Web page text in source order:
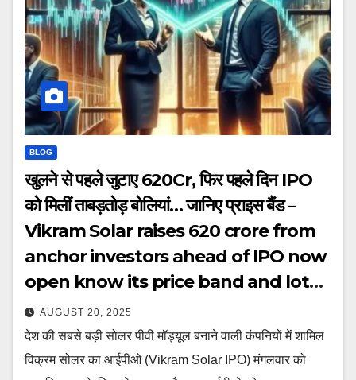
BLOG
खुलने से पहले जुटाए 620Cr, फिर पहले दिन IPO
को मिलीं ताबड़तोड़ बोलियां… जानिए प्राइस बैंड –
Vikram Solar raises 620 crore from
anchor investors ahead of IPO now
open know its price band and lot
size tutc
AUGUST 20, 2025
देश की सबसे बड़ी सोलर पीवी मॉड्यूल बनाने वाली कंपनियों में शामिल
विक्रम सोलर का आईपीओ (Vikram Solar IPO) मंगलवार को